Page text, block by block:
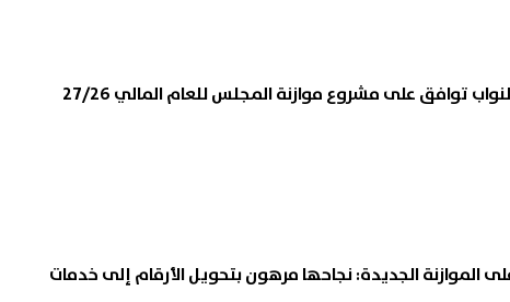
توافق على مشروع موازنة المجلس للعام المالي 27/26
الجديدة: نجاحها مرهون بتحويل الأرقام إلى خدمات
لضبط الفضاء الرقمي وصون
البرنامج المتقدم لتأهيل المعلمين